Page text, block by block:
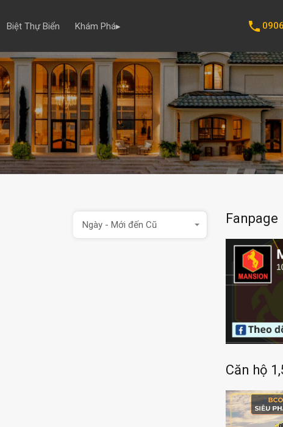
Biệt Thự Biển Khám Phá▸
Ngày - Mới đến Cũ Fanpage
Căn hộ